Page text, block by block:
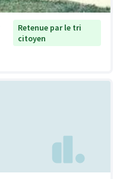
Retenue par le tri
citoyen